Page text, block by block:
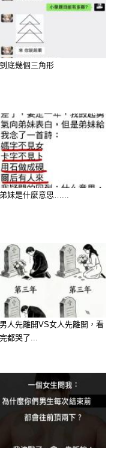
都市傳說👉
是蘇打？4種飲
到底幾個三角形
弟妹是什麼意思…...
男人先離開VS女人先離開，看
完都哭了...